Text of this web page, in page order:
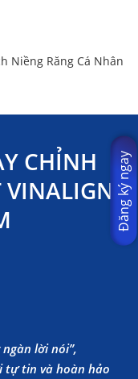
Niềng Răng Cá Nhân
CHỈNH
VINALIGN
lời nói”,
tự tin và hoàn hảo
Đăng ký ngay